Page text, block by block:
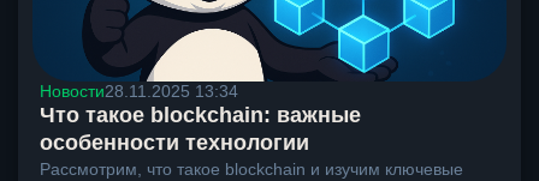
Новости28.11.2025 13:34
Что такое blockchain: важные
особенности технологии
Рассмотрим, что такое blockchain и изучим ключевые